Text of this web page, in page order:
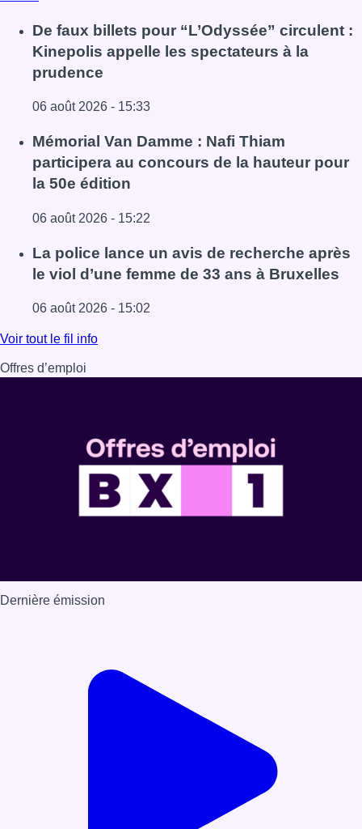
De faux billets pour “L’Odyssée” circulent :
Kinepolis appelle les spectateurs à la
prudence
06 août 2026 - 15:33
Lire l'article De faux billets pour “L’Odyssée” circulent :
Mémorial Van Damme : Nafi Thiam
participera au concours de la hauteur pour
la 50e édition
06 août 2026 - 15:22
Lire l'article Mémorial Van Damme : Nafi Thiam
La police lance un avis de recherche après
le viol d’une femme de 33 ans à Bruxelles
06 août 2026 - 15:02
Lire l'article La police lance un avis de recherche après
Voir tout le fil info
Offres d’emploi
Dernière émission